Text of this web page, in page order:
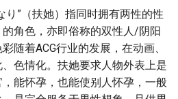
り”（扶她）指同时拥有两性的性
角色，亦即俗称的双性人/阴阳
随着ACG行业的发展，在动画、
色情化。扶她要求人物外表上是
能怀孕，也能使别人怀孕，一般